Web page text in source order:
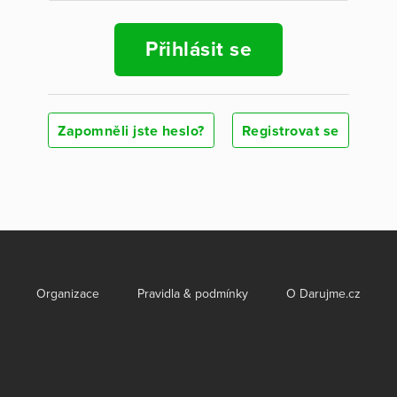
Přihlásit se
Zapomněli jste heslo? Registrovat se
Organizace Pravidla & podmínky O Darujme.cz